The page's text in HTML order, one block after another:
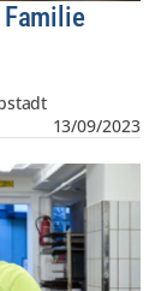
Familie
13/09/2023